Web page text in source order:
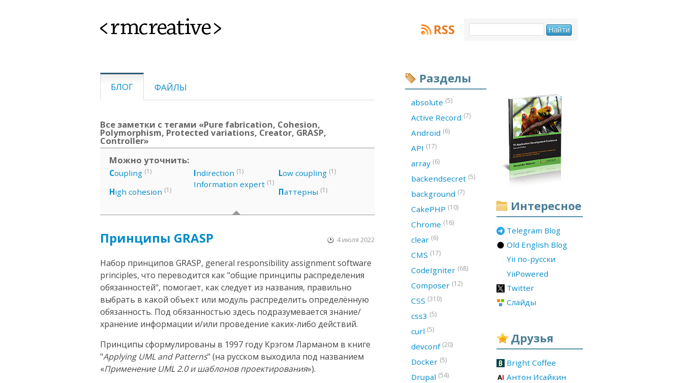
<rmcreative> RSS
БЛОГ ФАЙЛЫ
Все заметки с тегами «Pure fabrication, Cohesion,
Polymorphism, Protected variations, Creator, GRASP,
Controller»
Можно уточнить:
Coupling (1)
High cohesion (1)
Indirection (1)
Information expert (1)
Low coupling (1)
Паттерны (1)
Принципы GRASP 4 июля 2022
Набор принципов GRASP, general responsibility assignment software
principles, что переводится как "общие принципы распределения
обязанностей", помогает, как следует из названия, правильно
выбрать в какой объект или модуль распределить определённую
обязанность. Под обязанностью здесь подразумевается знание/
хранение информации и/или проведение каких-либо действий.
Принципы сформулированы в 1997 году Крэгом Ларманом в книге
"Applying UML and Patterns" (на русском выходила под названием
«Применение UML 2.0 и шаблонов проектирования»).
Интересное
Telegram Blog
Old English Blog
Yii по-русски
YiiPowered
Twitter
Слайды
Друзья
Bright Coffee
Антон Исайкин
Разделы
absolute (5)
Active Record (7)
Android (6)
API (17)
array (6)
backendsecret (5)
background (7)
CakePHP (10)
Chrome (16)
clear (6)
CMS (17)
CodeIgniter (68)
Composer (12)
CSS (310)
css3 (5)
curl (5)
devconf (20)
Docker (5)
Drupal (54)